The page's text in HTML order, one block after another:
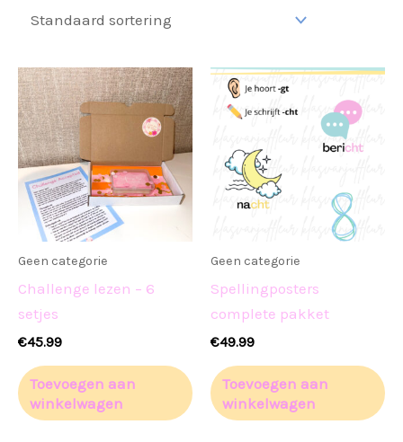
Geen categorie
Challenge lezen – 6
setjes
€45.99
Toevoegen aan
winkelwagen
Geen categorie
Spellingposters
complete pakket
€49.99
Toevoegen aan
winkelwagen